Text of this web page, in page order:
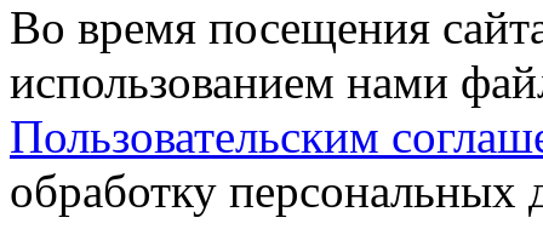
Во время посещения
использованием нами
Пользовательским
обработку персональных